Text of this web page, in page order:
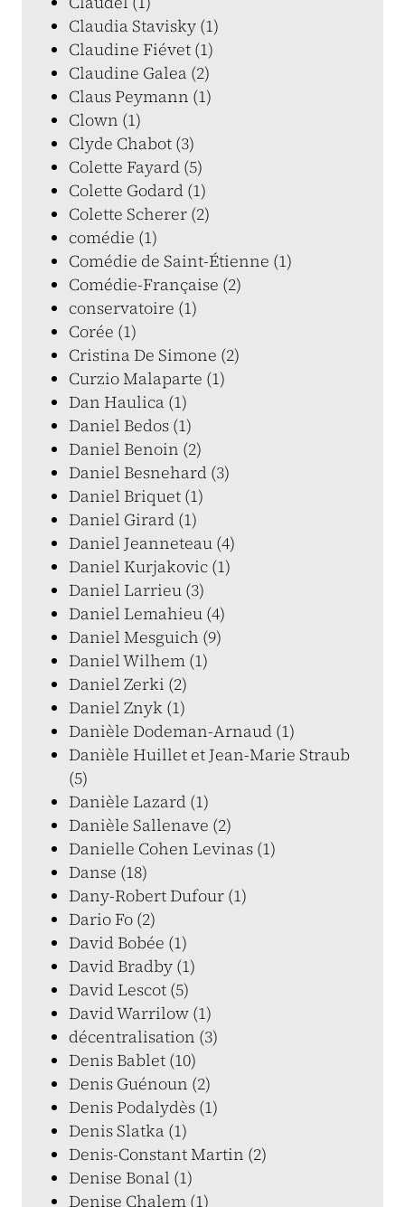
Claudia Stavisky (1)
Claudine Fiévet (1)
Claudine Galea (2)
Claus Peymann (1)
Clown (1)
Clyde Chabot (3)
Colette Fayard (5)
Colette Godard (1)
Colette Scherer (2)
comédie (1)
Comédie de Saint-Étienne (1)
Comédie-Française (2)
conservatoire (1)
Corée (1)
Cristina De Simone (2)
Curzio Malaparte (1)
Dan Haulica (1)
Daniel Bedos (1)
Daniel Benoin (2)
Daniel Besnehard (3)
Daniel Briquet (1)
Daniel Girard (1)
Daniel Jeanneteau (4)
Daniel Kurjakovic (1)
Daniel Larrieu (3)
Daniel Lemahieu (4)
Daniel Mesguich (9)
Daniel Wilhem (1)
Daniel Zerki (2)
Daniel Znyk (1)
Danièle Dodeman-Arnaud (1)
Danièle Huillet et Jean-Marie Straub
(5)
Danièle Lazard (1)
Danièle Sallenave (2)
Danielle Cohen Levinas (1)
Danse (18)
Dany-Robert Dufour (1)
Dario Fo (2)
David Bobée (1)
David Bradby (1)
David Lescot (5)
David Warrilow (1)
décentralisation (3)
Denis Bablet (10)
Denis Guénoun (2)
Denis Podalydès (1)
Denis Slatka (1)
Denis-Constant Martin (2)
Denise Bonal (1)
Denise Chalem (1)